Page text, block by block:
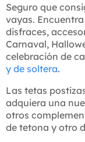
Seguro que
vayas.
disfraces,
Carnaval,
celebración de
y de soltera.
Las tetas
adquiera una
otros
de tetona y otro